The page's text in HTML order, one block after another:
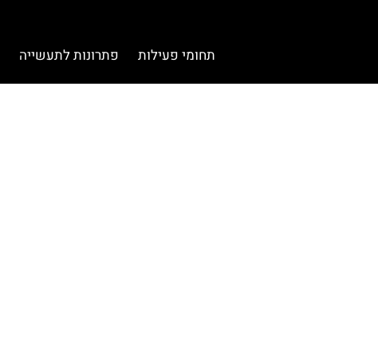
תחומי פעילות פתרונות לתעשייה